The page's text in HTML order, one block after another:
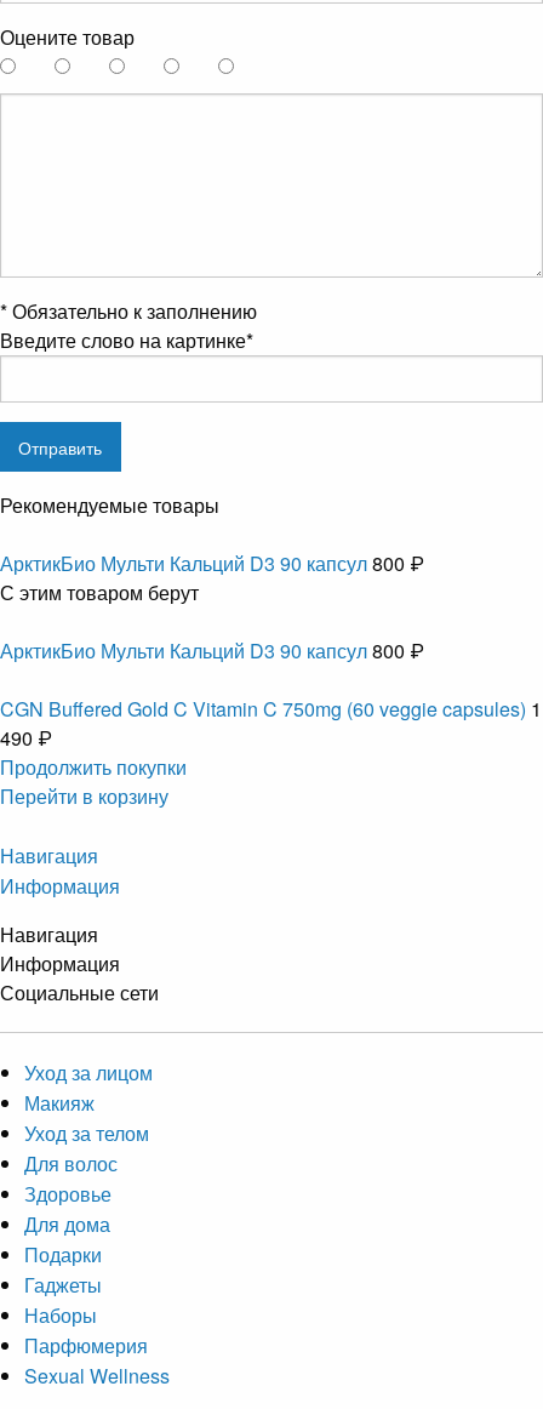
Оцените товар
*Обязательно к заполнению
Введите слово на картинке*
Рекомендуемые товары
АрктикБио Мульти Кальций D3 90 капсул800 ₽
С этим товаром берут
АрктикБио Мульти Кальций D3 90 капсул800 ₽
CGN Buffered Gold C Vitamin C 750mg (60 veggie capsules) 1
490 ₽
Продолжить покупки
Перейти в корзину
Навигация
Информация
Навигация
Информация
Социальные сети
Уход за лицом
Макияж
Уход за телом
Для волос
Здоровье
Для дома
Подарки
Гаджеты
Наборы
Парфюмерия
Sexual Wellness